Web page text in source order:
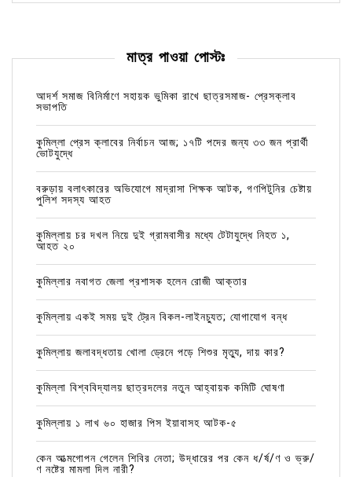
মাত্র পাওয়া পোস্টঃ
আদর্শ সমাজ বিনির্মাণে সহায়ক ভুমিকা রাখে ছাত্রসমাজ- প্রেসক্লাব
সভাপতি
কুমিল্লা প্রেস ক্লাবের নির্বাচন আজ; ১৭টি পদের জন্য ৩৩ জন প্রার্থী
ভোটযুদ্ধে
বরুড়ায় বলাৎকারের অভিযোগে মাদ্রাসা শিক্ষক আটক, গণপিটুনির চেষ্টায়
পুলিশ সদস্য আহত
কুমিল্লায় চর দখল নিয়ে দুই গ্রামবাসীর মধ্যে টেটাযুদ্ধে নিহত ১,
আহত ২০
কুমিল্লার নবাগত জেলা প্রশাসক হলেন রোজী আক্তার
কুমিল্লায় একই সময় দুই ট্রেন বিকল-লাইনচ্যুত; যোগাযোগ বন্ধ
কুমিল্লায় জলাবদ্ধতায় খোলা ড্রেনে পড়ে শিশুর মৃত্যু, দায় কার?
কুমিল্লা বিশ্ববিদ্যালয় ছাত্রদলের নতুন আহ্বায়ক কমিটি ঘোষণা
কুমিল্লায় ১ লাখ ৬০ হাজার পিস ইয়াবাসহ আটক-৫
কেন আত্মগোপন গেলেন শিবির নেতা; উদ্ধারের পর কেন ধ/র্ষ/ণ ও ভ্রু/
ণ নষ্টের মামলা দিল নারী?